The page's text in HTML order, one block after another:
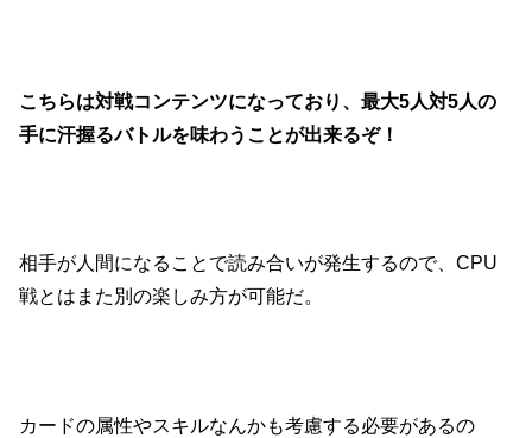
こちらは対戦コンテンツになっており、最大5人対5人の
手に汗握るバトルを味わうことが出来るぞ！
相手が人間になることで読み合いが発生するので、CPU
戦とはまた別の楽しみ方が可能だ。
カードの属性やスキルなんかも考慮する必要があるの